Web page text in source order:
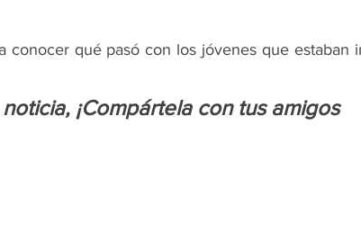
conocer qué pasó con los jóvenes que estaban
¡Compártela con tus amigos